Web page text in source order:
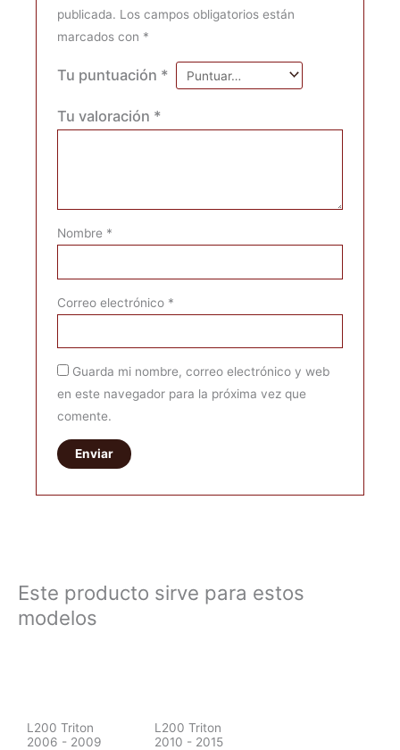
publicada. Los campos obligatorios están
marcados con *
Tu puntuación *
Tu valoración *
Nombre *
Correo electrónico *
Guarda mi nombre, correo electrónico y web
en este navegador para la próxima vez que
comente.
Este producto sirve para estos
modelos
L200 Triton
2006 - 2009
L200 Triton
2010 - 2015